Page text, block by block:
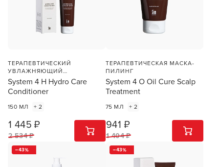
ТЕРАПЕВТИЧЕСКИЙ
УВЛАЖНЯЮЩИЙ
КОНДИЦИОНЕР
System 4 H Hydro Care
Conditioner
150 МЛ + 2
1 445 ₽
2 534 ₽
1 ШТ
ТЕРАПЕВТИЧЕСКАЯ МАСКА-
ПИЛИНГ
System 4 O Oil Cure Scalp
Treatment
75 МЛ + 2
941 ₽
1 404 ₽
1 ШТ
43 43
ПРОДОЛЖУ ЗДЕСЬ